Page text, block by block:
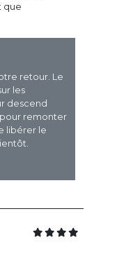
que
retour. Le
les
descend
pour remonter
libérer le